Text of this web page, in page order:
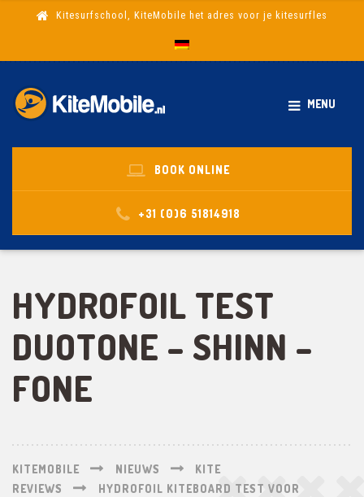
Kitesurfschool, KiteMobile het adres voor je kitesurfles
MENU
BOOK ONLINE
+31 (0)6 51814918
HYDROFOIL TEST
DUOTONE – SHINN –
FONE
KITEMOBILE NIEUWS
KITE
REVIEWS
HYDROFOIL KITEBOARD TEST VOOR